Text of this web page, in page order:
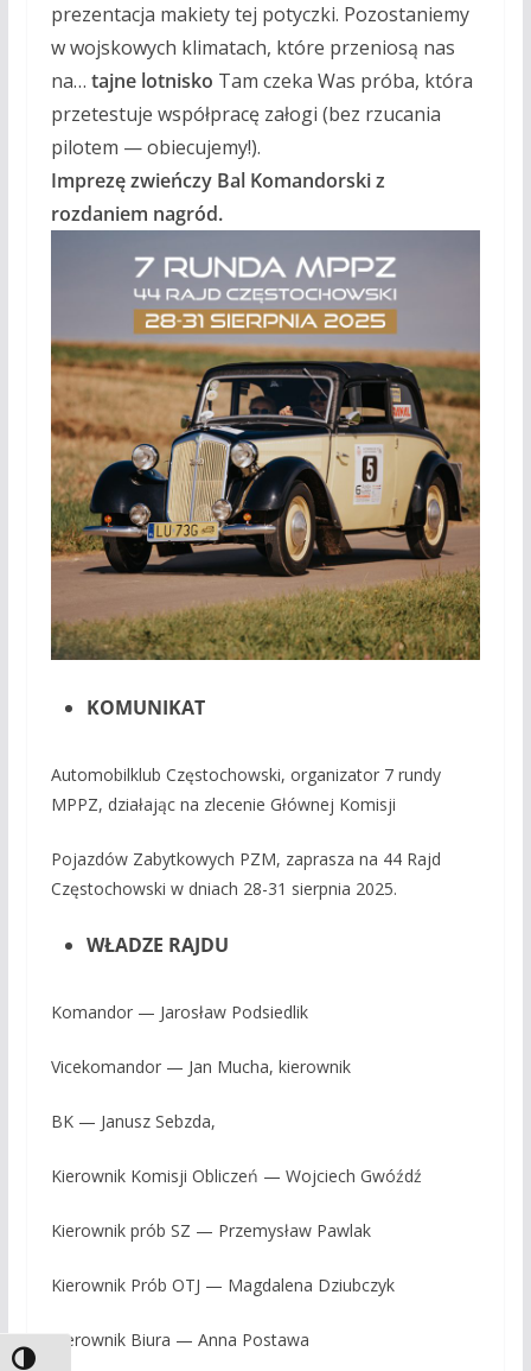
Toggle High Contrast
prezentacja makiety tej potyczki. Pozostaniemy
w wojskowych klimatach, które przeniosą nas
na… tajne lotnisko Tam czeka Was próba, która
przetestuje współpracę załogi (bez rzucania
pilotem — obiecujemy!).
Imprezę zwieńczy Bal Komandorski z
rozdaniem nagród.
KOMUNIKAT
Automobilklub Częstochowski, organizator 7 rundy
MPPZ, działając na zlecenie Głównej Komisji
Pojazdów Zabytkowych PZM, zaprasza na 44 Rajd
Częstochowski w dniach 28-31 sierpnia 2025.
WŁADZE RAJDU
Komandor — Jarosław Podsiedlik
Vicekomandor — Jan Mucha, kierownik
BK — Janusz Sebzda,
Kierownik Komisji Obliczeń — Wojciech Gwóźdź
Kierownik prób SZ — Przemysław Pawlak
Kierownik Prób OTJ — Magdalena Dziubczyk
Kierownik Biura — Anna Postawa